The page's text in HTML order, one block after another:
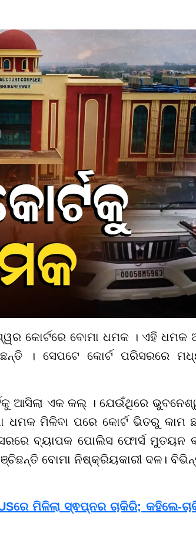
କୋର୍ଟରେ ବୋମା ଧମକ । ଏହି ଧମକ
। ସେପଟେ କୋର୍ଟ ପରିସରରେ
ଆସିଲା ଏକ କଲ୍ । ଯେଉଁଥିରେ
ଧମକ ମିଳିବା ପରେ କୋର୍ଟ ଭିତରୁ କାମ
ବ୍ୟାପକ ପୋଲିସ ଫୋର୍ସ ମୁତୟନ
ବୋମା ନିଷ୍କ୍ରିୟକାରୀ ଦଳ।
ମିଳିଲା ସ୍ଵପ୍ନର ଚାକିରି; କହିଲେ-